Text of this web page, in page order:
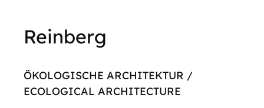
Reinberg
ÖKOLOGISCHE ARCHITEKTUR /
ECOLOGICAL ARCHITECTURE